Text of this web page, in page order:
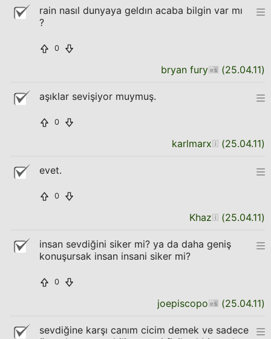
rain nasıl dunyaya geldın acaba bilgin var mı
?
0
bryan fury (25.04.11)
aşıklar sevişiyor muymuş.
0
karlmarx (25.04.11)
evet.
0
Khaz (25.04.11)
insan sevdiğini siker mi? ya da daha geniş
konuşursak insan insani siker mi?
0
joepiscopo (25.04.11)
sevdiğine karşı canım cicim demek ve sadece